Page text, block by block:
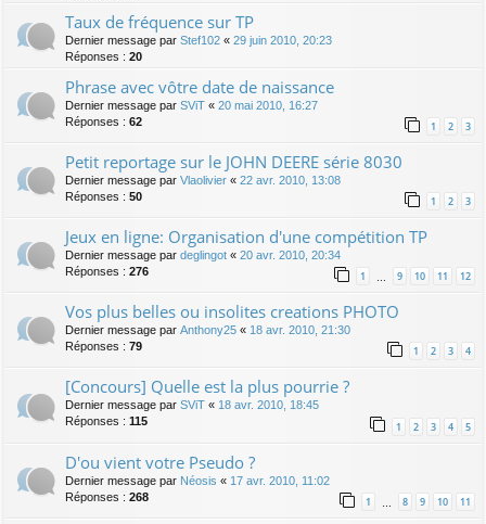
Taux de fréquence sur TP
Dernier message par Stef102 « 29 juin 2010, 20:23
Réponses : 20
Phrase avec vôtre date de naissance
Dernier message par SViT « 20 mai 2010, 16:27
Réponses : 62 1 2 3
Petit reportage sur le JOHN DEERE série 8030
Dernier message par Vlaolivier « 22 avr. 2010, 13:08
Réponses : 50 1 2 3
Jeux en ligne: Organisation d'une compétition TP
Dernier message par deglingot « 20 avr. 2010, 20:34
Réponses : 276 1 … 9 10 11 12
Vos plus belles ou insolites creations PHOTO
Dernier message par Anthony25 « 18 avr. 2010, 21:30
Réponses : 79 1 2 3 4
[Concours] Quelle est la plus pourrie ?
Dernier message par SViT « 18 avr. 2010, 18:45
Réponses : 115 1 2 3 4 5
D'ou vient votre Pseudo ?
Dernier message par Néosis « 17 avr. 2010, 11:02
Réponses : 268 1 8 9 10 11